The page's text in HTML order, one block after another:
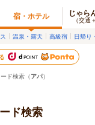
宿・ホテル じゃら
（交通
温泉・露天 高級宿 日帰り
ド検索（アパ）
ド検索